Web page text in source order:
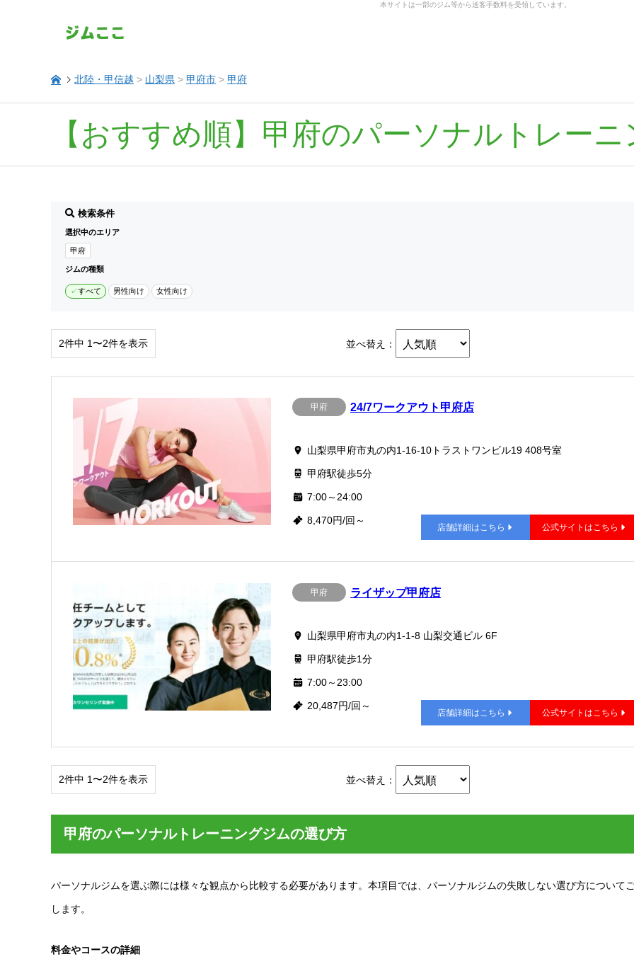
本サイトは一部のジム等から送客手数料を受領しています。
北陸・甲信越 > 山梨県 > 甲府市 > 甲府
【おすすめ順】甲府のパーソナルトレー
検索条件
選択中のエリア
甲府
ジムの種類
すべて 男性向け 女性向け
2件中 1〜2件を表示 並べ替え：
甲府 24/7ワークアウト甲府店
山梨県甲府市丸の内1-16-10トラストワンビル19 408号室
甲府駅徒歩5分
7:00～24:00
8,470円/回～
店舗詳細はこちら 公式サイトはこちら
甲府 ライザップ甲府店
山梨県甲府市丸の内1-1-8 山梨交通ビル 6F
甲府駅徒歩1分
7:00～23:00
20,487円/回～
店舗詳細はこちら 公式サイトはこちら
2件中 1〜2件を表示 並べ替え：
甲府のパーソナルトレーニングジムの選び方
パーソナルジムを選ぶ際には様々な観点から比較する必要があります。本項目では、パーソナルジムの失敗しない選び方について
します。
料金やコースの詳細